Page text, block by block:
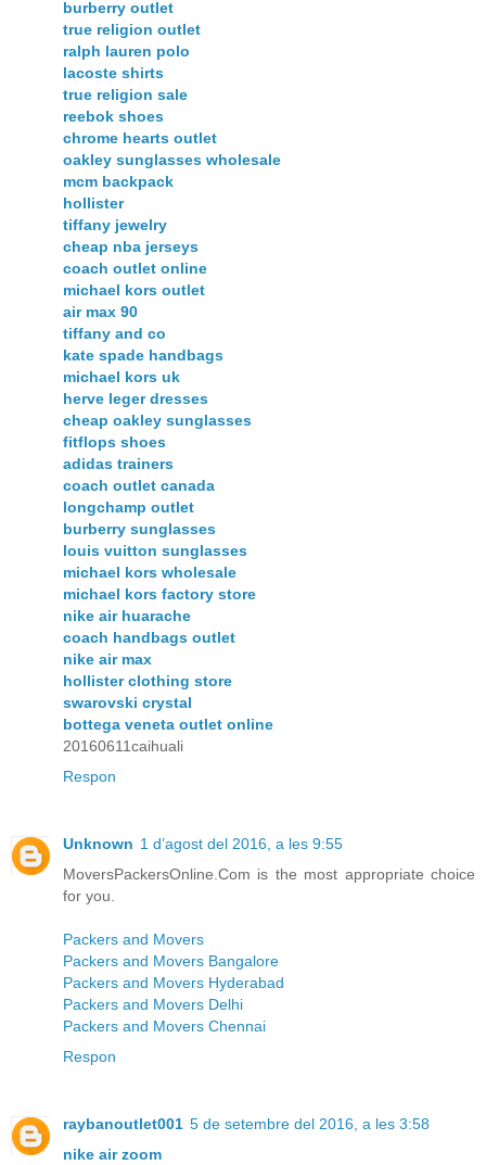
burberry outlet
true religion outlet
ralph lauren polo
lacoste shirts
true religion sale
reebok shoes
chrome hearts outlet
oakley sunglasses wholesale
mcm backpack
hollister
tiffany jewelry
cheap nba jerseys
coach outlet online
michael kors outlet
air max 90
tiffany and co
kate spade handbags
michael kors uk
herve leger dresses
cheap oakley sunglasses
fitflops shoes
adidas trainers
coach outlet canada
longchamp outlet
burberry sunglasses
louis vuitton sunglasses
michael kors wholesale
michael kors factory store
nike air huarache
coach handbags outlet
nike air max
hollister clothing store
swarovski crystal
bottega veneta outlet online
20160611caihuali
Respon
Unknown 1 d’agost del 2016, a les 9:55
MoversPackersOnline.Com is the most appropriate choice
for you.
Packers and Movers
Packers and Movers Bangalore
Packers and Movers Hyderabad
Packers and Movers Delhi
Packers and Movers Chennai
Respon
raybanoutlet001 5 de setembre del 2016, a les 3:58
nike air zoom